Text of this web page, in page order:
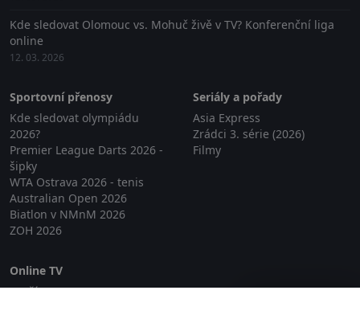
Kde sledovat Olomouc vs. Mohuč živě v TV? Konferenční liga
online
12. 03. 2026
Sportovní přenosy
Kde sledovat olympiádu
2026?
Premier League Darts 2026 -
šipky
WTA Ostrava 2026 - tenis
Australian Open 2026
Biatlon v NMnM 2026
ZOH 2026
Seriály a pořady
Asia Express
Zrádci 3. série (2026)
Filmy
Online TV
Lepší.TV